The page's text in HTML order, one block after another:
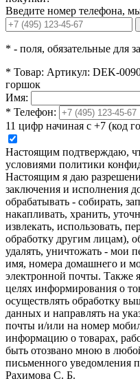
Введите номер телефона,
* - поля, обязательные для
* Товар: Артикул: DEK-
горшок
Имя:
* Телефон:
11 цифр начиная с +7 (код
Настоящим подтверждаю,
условиями политики
Настоящим я даю
заключения и исполнения
обрабатывать - собирать,
накапливать, хранить,
извлекать, использовать,
обработку другим лицам),
удалять, уничтожать - мои
имя, номера домашнего и
электронной почты.
целях информирования о
осуществлять обработку
данных и направлять на
почты и/или на номер
информацию о товарах,
быть отозвано мною в
письменного уведомления
Рахимова С. Б.